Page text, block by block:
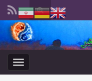
Toggle
search
form